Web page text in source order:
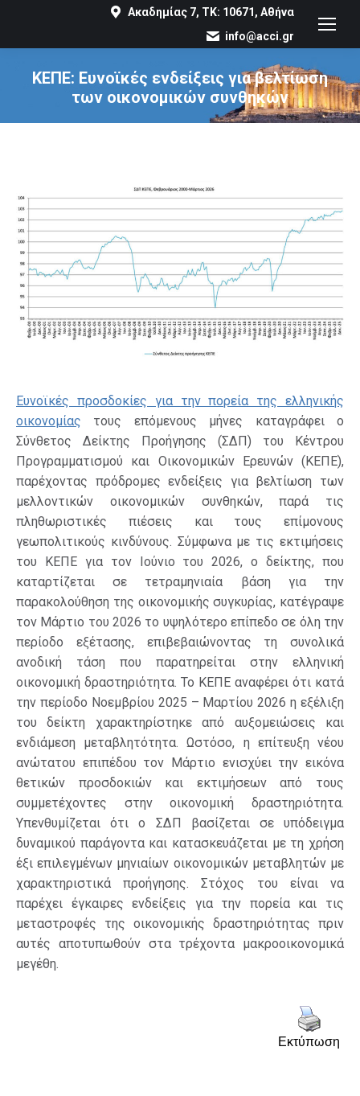
Ακαδημίας 7, ΤΚ: 10671, Αθήνα
info@acci.gr
ΚΕΠΕ: Ευνοϊκές ενδείξεις για βελτίωση
των οικονομικών συνθηκών
You are here:
Ευνοϊκές προσδοκίες για την πορεία της ελληνικής
οικονομίας τους επόμενους μήνες καταγράφει ο
Σύνθετος Δείκτης Προήγησης (ΣΔΠ) του Κέντρου
Προγραμματισμού και Οικονομικών Ερευνών (ΚΕΠΕ),
παρέχοντας πρόδρομες ενδείξεις για βελτίωση των
μελλοντικών οικονομικών συνθηκών, παρά τις
πληθωριστικές πιέσεις και τους επίμονους
γεωπολιτικούς κινδύνους. Σύμφωνα με τις εκτιμήσεις
του ΚΕΠΕ για τον Ιούνιο του 2026, ο δείκτης, που
καταρτίζεται σε τετραμηνιαία βάση για την
παρακολούθηση της οικονομικής συγκυρίας, κατέγραψε
τον Μάρτιο του 2026 το υψηλότερο επίπεδο σε όλη την
περίοδο εξέτασης, επιβεβαιώνοντας τη συνολικά
ανοδική τάση που παρατηρείται στην ελληνική
οικονομική δραστηριότητα. Το ΚΕΠΕ αναφέρει ότι κατά
την περίοδο Νοεμβρίου 2025 – Μαρτίου 2026 η εξέλιξη
του δείκτη χαρακτηρίστηκε από αυξομειώσεις και
ενδιάμεση μεταβλητότητα. Ωστόσο, η επίτευξη νέου
ανώτατου επιπέδου τον Μάρτιο ενισχύει την εικόνα
θετικών προσδοκιών και εκτιμήσεων από τους
συμμετέχοντες στην οικονομική δραστηριότητα.
Υπενθυμίζεται ότι ο ΣΔΠ βασίζεται σε υπόδειγμα
δυναμικού παράγοντα και κατασκευάζεται με τη χρήση
έξι επιλεγμένων μηνιαίων οικονομικών μεταβλητών με
χαρακτηριστικά προήγησης. Στόχος του είναι να
παρέχει έγκαιρες ενδείξεις για την πορεία και τις
μεταστροφές της οικονομικής δραστηριότητας πριν
αυτές αποτυπωθούν στα τρέχοντα μακροοικονομικά
μεγέθη.
Εκτύπωση